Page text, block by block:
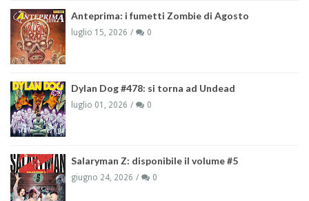
Anteprima: i fumetti Zombie di Agosto
luglio 15, 2026 0
Dylan Dog #478: si torna ad Undead
luglio 01, 2026 0
Salaryman Z: disponibile il volume #5
giugno 24, 2026 0